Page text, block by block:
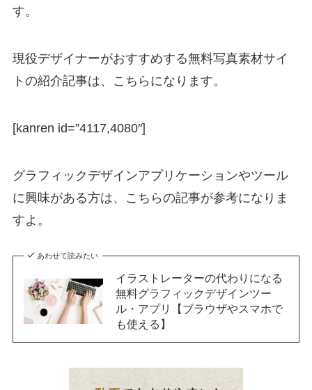
す。
現役デザイナーがおすすめする無料写真素材サイ
トの紹介記事は、こちらになります。
[kanren id=”4117,4080″]
グラフィックデザインアプリケーションやツール
に興味がある方は、こちらの記事が参考になりま
すよ。
あわせて読みたい
イラストレーターの代わりになる
無料グラフィックデザインツー
ル・アプリ【ブラウザやスマホで
も使える】